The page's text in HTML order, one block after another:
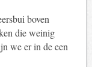
boven
die weinig
we er in de een